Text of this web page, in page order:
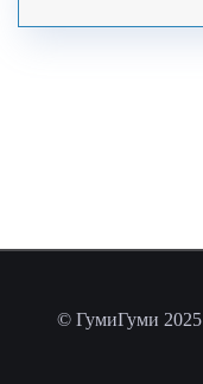
© ГумиГуми 2025